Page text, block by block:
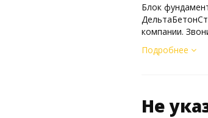
Блок
компании.
Подробнее
Не